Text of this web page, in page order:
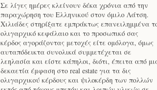
Σε λίγες ημέρες κλείνουν δέκα χρόνια από την
παραχώρηση του Ελληνικού στον όμιλο Λάτση.
Χιλιάδες στηρίξατε εμπράκτως επανειλημμένα
ολιγαρχικό κεφάλαιο και το προσωπικό σας
κέρδος αγοράζοντας μετοχές είτε ομόλογα, όμως
αυταπόδεικτα συνολικά συμμετέχεται σε
λεηλασία και είστε κάπηλοι, διότι, έπειτα από
δεκαετία έμφαση στο real estate για τα δις
ολιγαρχικού κέρδους και ψιλοκέρδη των πολλών